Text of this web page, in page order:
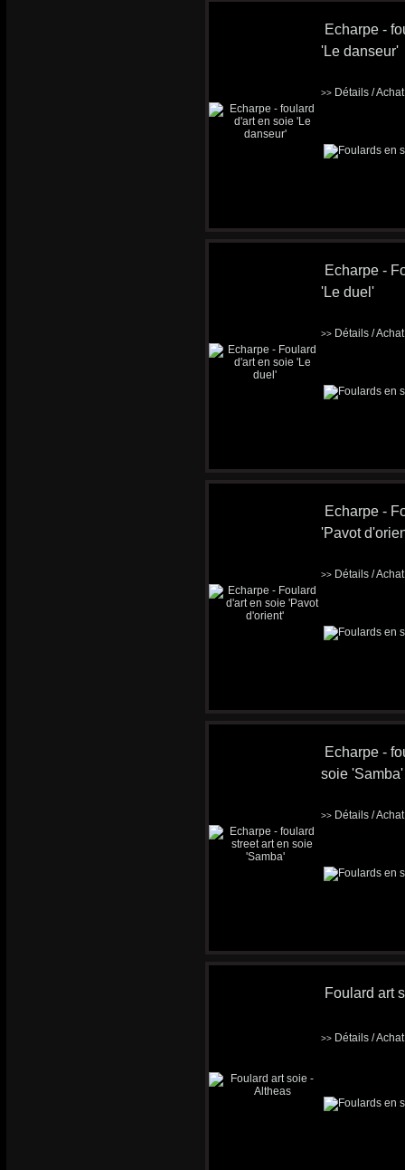
Echarpe -
'Le danseur'
>> Détails /
Echarpe -
'Le duel'
>> Détails /
Echarpe -
'Pavot
>> Détails /
Echarpe -
soie 'Samba'
>> Détails /
Foulard art
>> Détails /